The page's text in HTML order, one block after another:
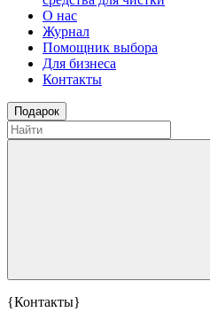
О нас
Журнал
Помощник выбора
Для бизнеса
Контакты
Подарок
{Контакты}